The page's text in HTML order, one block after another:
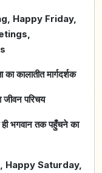
Happy Friday,
कालातीत मार्गदर्शक
जीवन परिचय
भगवान तक पहुँचने का
Happy Saturday,